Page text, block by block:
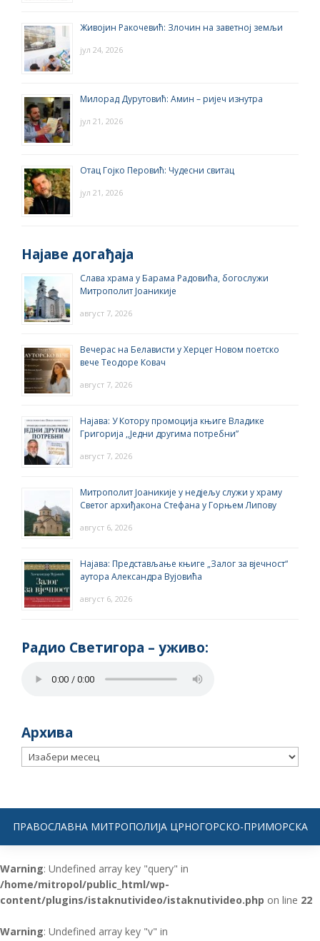
Живојин Ракочевић: Злочин на заветној земљи
јул 24, 2026
Милорад Дурутовић: Амин – ријеч изнутра
јул 21, 2026
Отац Гојко Перовић: Чудесни свитац
јул 21, 2026
Најаве догађаја
Слава храма у Барама Радовића, богослужи
Митрополит Јоаникије
август 7, 2026
Вечерас на Белависти у Херцег Новом поетско
вече Теодоре Ковач
август 7, 2026
Најава: У Котору промоција књиге Владике
Григорија ,,Једни другима потребни”
август 7, 2026
Митрополит Јоаникије у недјељу служи у храму
Светог архиђакона Стефана у Горњем Липову
август 6, 2026
Најава: Представљање књиге „Залог за вјечност“
аутора Александра Вујовића
август 6, 2026
Радио Светигора – yживо:
Архива
Архива
ПРАВОСЛАВНА МИТРОПОЛИЈА ЦРНОГОРСКО-ПРИМОРСКА
Warning: Undefined array key "query" in
/home/mitropol/public_html/wp-
content/plugins/istaknutivideo/istaknutivideo.php on line 22
Warning: Undefined array key "v" in